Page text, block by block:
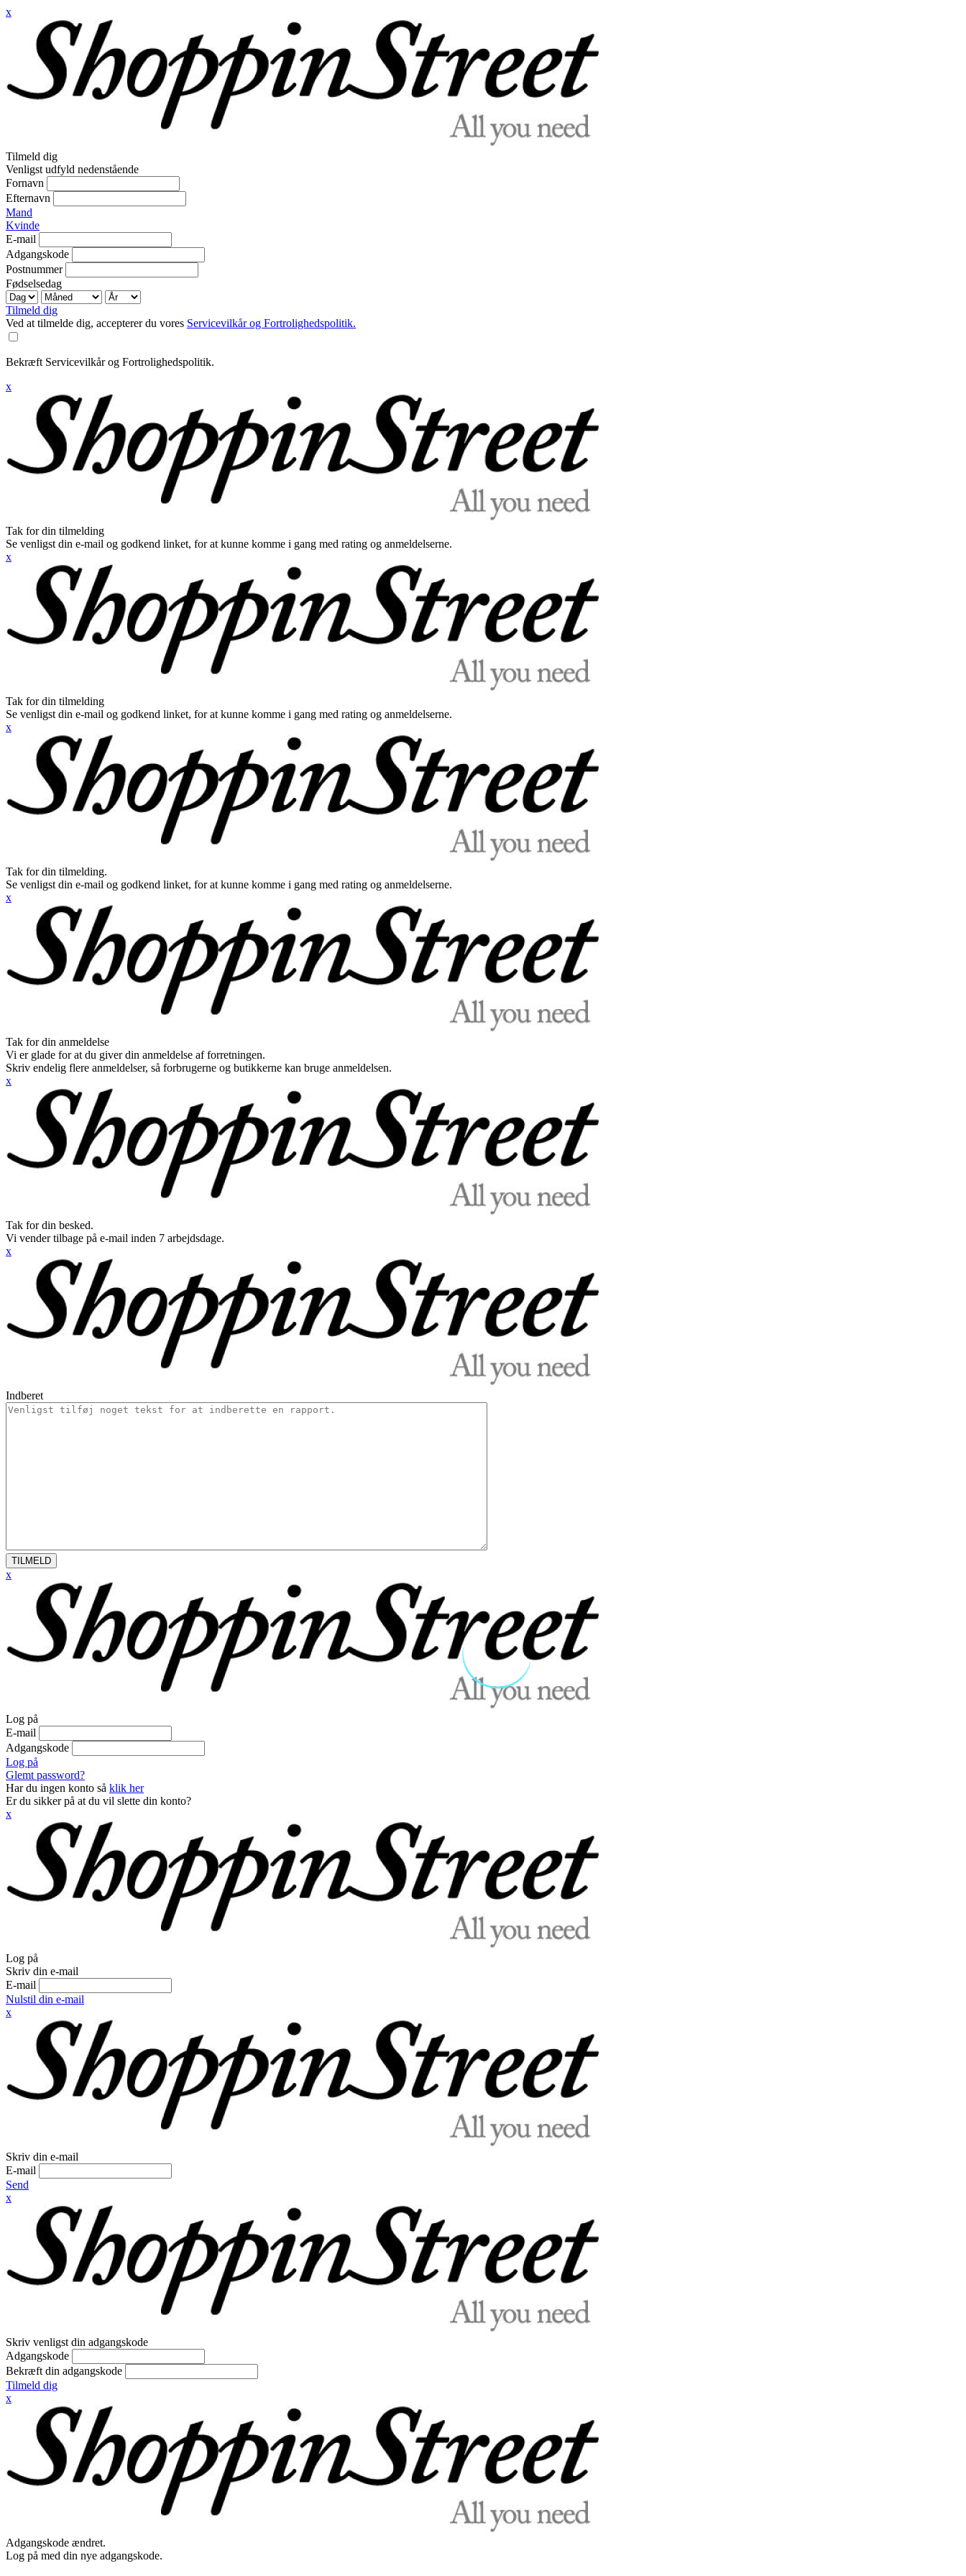
x
Tilmeld dig
Venligst udfyld nedenstående
Fornavn
Efternavn
Mand
Kvinde
E-mail
Adgangskode
Postnummer
Fødselsedag
Tilmeld dig
Ved at tilmelde dig, accepterer du vores Servicevilkår og Fortrolighedspolitik.
Bekræft Servicevilkår og Fortrolighedspolitik.
x
Tak for din tilmelding
Se venligst din e-mail og godkend linket, for at kunne komme i gang med rating og anmeldelserne.
x
Tak for din tilmelding
Se venligst din e-mail og godkend linket, for at kunne komme i gang med rating og anmeldelserne.
x
Tak for din tilmelding.
Se venligst din e-mail og godkend linket, for at kunne komme i gang med rating og anmeldelserne.
x
Tak for din anmeldelse
Vi er glade for at du giver din anmeldelse af forretningen.
Skriv endelig flere anmeldelser, så forbrugerne og butikkerne kan bruge anmeldelsen.
x
Tak for din besked.
Vi vender tilbage på e-mail inden 7 arbejdsdage.
x
Indberet
TILMELD
x
Log på
E-mail
Adgangskode
Log på
Glemt password?
Har du ingen konto så klik her
Er du sikker på at du vil slette din konto?
x
Log på
Skriv din e-mail
E-mail
Nulstil din e-mail
x
Skriv din e-mail
E-mail
Send
x
Skriv venligst din adgangskode
Adgangskode
Bekræft din adgangskode
Tilmeld dig
x
Adgangskode ændret.
Log på med din nye adgangskode.